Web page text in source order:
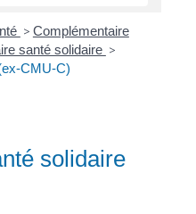
> Complémentaire
santé solidaire >
CMU-C)
solidaire